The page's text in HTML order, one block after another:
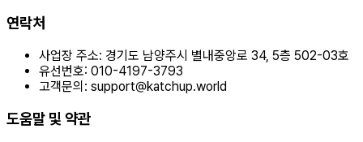
연락처
사업장 주소: 경기도 남양주시 별내중앙로 34, 5층 502-03호
유선번호: 010-4197-3793
고객문의: support@katchup.world
도움말 및 약관